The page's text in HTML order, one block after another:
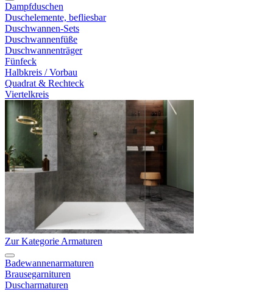
Dampfduschen
Duschelemente, befliesbar
Duschwannen-Sets
Duschwannenfüße
Duschwannenträger
Fünfeck
Halbkreis / Vorbau
Quadrat & Rechteck
Viertelkreis
Zur Kategorie Armaturen
Badewannenarmaturen
Brausegarnituren
Duscharmaturen